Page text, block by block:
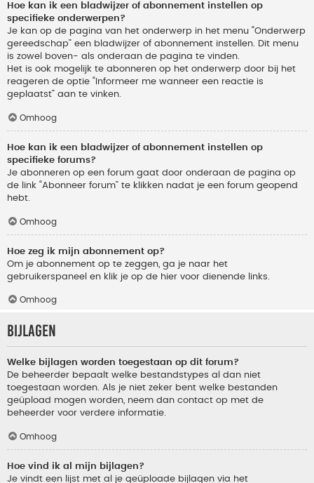
Hoe kan ik een bladwijzer of abonnement instellen op
specifieke onderwerpen?
Je kan op de pagina van het onderwerp in het menu “Onderwerp
gereedschap” een bladwijzer of abonnement instellen. Dit menu
is zowel boven- als onderaan de pagina te vinden.
Het is ook mogelijk te abonneren op het onderwerp door bij het
reageren de optie “Informeer me wanneer een reactie is
geplaatst” aan te vinken.
Omhoog
Hoe kan ik een bladwijzer of abonnement instellen op
specifieke forums?
Je abonneren op een forum gaat door onderaan de pagina op
de link “Abonneer forum” te klikken nadat je een forum geopend
hebt.
Omhoog
Hoe zeg ik mijn abonnement op?
Om je abonnement op te zeggen, ga je naar het
gebruikerspaneel en klik je op de hier voor dienende links.
Omhoog
Bijlagen
Welke bijlagen worden toegestaan op dit forum?
De beheerder bepaalt welke bestandstypes al dan niet
toegestaan worden. Als je niet zeker bent welke bestanden
geüpload mogen worden, neem dan contact op met de
beheerder voor verdere informatie.
Omhoog
Hoe vind ik al mijn bijlagen?
Je vindt een lijst met al je geüploade bijlagen via het